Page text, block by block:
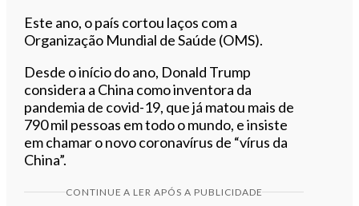
Este ano, o país cortou laços com a
Organização Mundial de Saúde (OMS).
Desde o início do ano, Donald Trump
considera a China como inventora da
pandemia de covid-19, que já matou mais de
790 mil pessoas em todo o mundo, e insiste
em chamar o novo coronavírus de “vírus da
China”.
CONTINUE A LER APÓS A PUBLICIDADE